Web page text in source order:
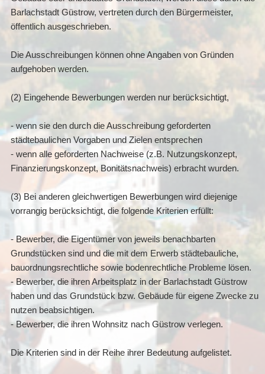
Barlachstadt Güstrow, vertreten durch den Bürgermeister,
öffentlich ausgeschrieben.
Die Ausschreibungen können ohne Angaben von Gründen
aufgehoben werden.
(2) Eingehende Bewerbungen werden nur berücksichtigt,
- wenn sie den durch die Ausschreibung geforderten
städtebaulichen Vorgaben und Zielen entsprechen
- wenn alle geforderten Nachweise (z.B. Nutzungskonzept,
Finanzierungskonzept, Bonitätsnachweis) erbracht wurden.
(3) Bei anderen gleichwertigen Bewerbungen wird diejenige
vorrangig berücksichtigt, die folgende Kriterien erfüllt:
- Bewerber, die Eigentümer von jeweils benachbarten
Grundstücken sind und die mit dem Erwerb städtebauliche,
bauordnungsrechtliche sowie bodenrechtliche Probleme lösen.
- Bewerber, die ihren Arbeitsplatz in der Barlachstadt Güstrow
haben und das Grundstück bzw. Gebäude für eigene Zwecke zu
nutzen beabsichtigen.
- Bewerber, die ihren Wohnsitz nach Güstrow verlegen.
Die Kriterien sind in der Reihe ihrer Bedeutung aufgelistet.